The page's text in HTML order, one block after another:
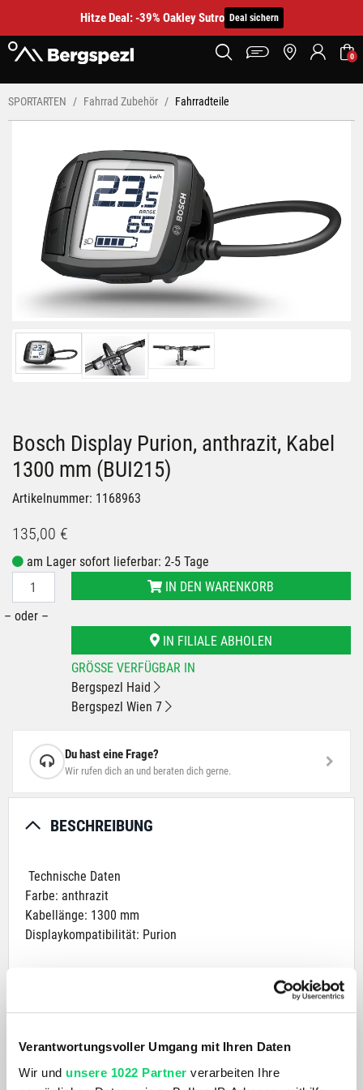
Verantwortungsvoller Umgang mit Ihren Daten
Wir und unsere 1022 Partner verarbeiten Ihre
Hitze Deal: -39% Oakley Sutro Deal sichern
0
SPORTARTEN Fahrrad Zubehör Fahrradteile
Bosch Display Purion, anthrazit, Kabel
1300 mm (BUI215)
Artikelnummer: 1168963
135,00 €
am Lager sofort lieferbar: 2-5 Tage
IN DEN WARENKORB
– oder –
IN FILIALE ABHOLEN
GRÖSSE VERFÜGBAR IN
Bergspezl Haid
Bergspezl Wien 7
Du hast eine Frage?
Wir rufen dich an und beraten dich gerne.
BESCHREIBUNG
Technische Daten
Farbe: anthrazit
Kabellänge: 1300 mm
Displaykompatibilität: Purion
- aufgeräumte Optik am Fahrradlenker
und Kabel
- fünf Fahrmodi zur Auswahl (Eco, Tour, Sport, Turbo, Off)